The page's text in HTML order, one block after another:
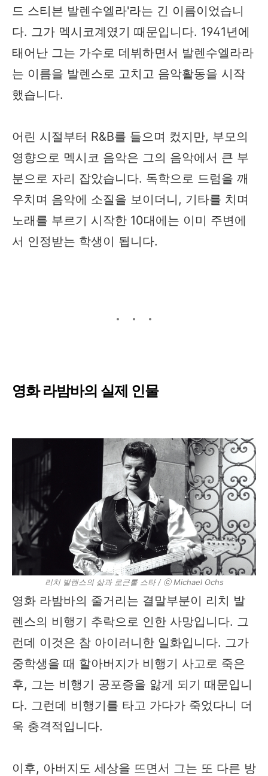
드 스티븐 발렌수엘라'라는 긴 이름이었습니
다. 그가 멕시코계였기 때문입니다. 1941년에
태어난 그는 가수로 데뷔하면서 발렌수엘라라
는 이름을 발렌스로 고치고 음악활동을 시작
했습니다.
어린 시절부터 R&B를 들으며 컸지만, 부모의
영향으로 멕시코 음악은 그의 음악에서 큰 부
분으로 자리 잡았습니다. 독학으로 드럼을 깨
우치며 음악에 소질을 보이더니, 기타를 치며
노래를 부르기 시작한 10대에는 이미 주변에
서 인정받는 학생이 됩니다.
영화 라밤바의 실제 인물
리치 발렌스의 삶과 로큰롤 스타 / ⓒ Michael Ochs
영화 라밤바의 줄거리는 결말부분이 리치 발
렌스의 비행기 추락으로 인한 사망입니다. 그
런데 이것은 참 아이러니한 일화입니다. 그가
중학생을 때 할아버지가 비행기 사고로 죽은
후, 그는 비행기 공포증을 앓게 되기 때문입니
다. 그런데 비행기를 타고 가다가 죽었다니 더
욱 충격적입니다.
이후, 아버지도 세상을 뜨면서 그는 또 다른 방